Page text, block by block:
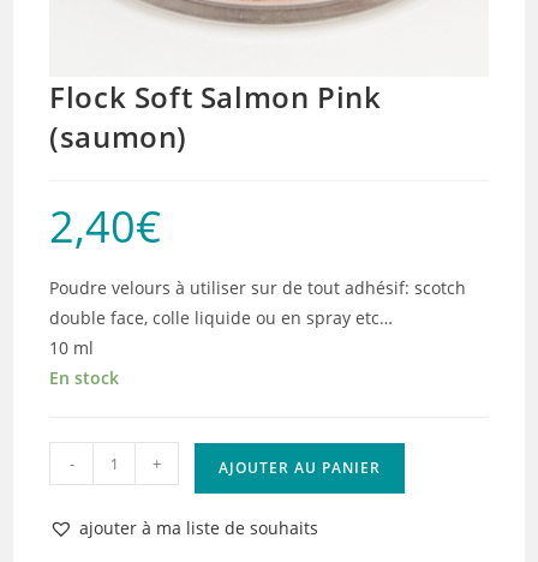
Flock Soft Salmon Pink
(saumon)
2,40€
Poudre velours à utiliser sur de tout adhésif: scotch
double face, colle liquide ou en spray etc…
10 ml
En stock
quantité
de
Flock
- + AJOUTER AU PANIER
ajouter à ma liste de souhaits